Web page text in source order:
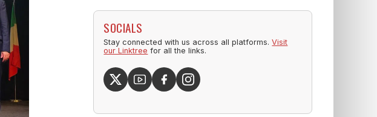
SOCIALS
Stay connected with us across all platforms.Visit
our Linktree for all the links.